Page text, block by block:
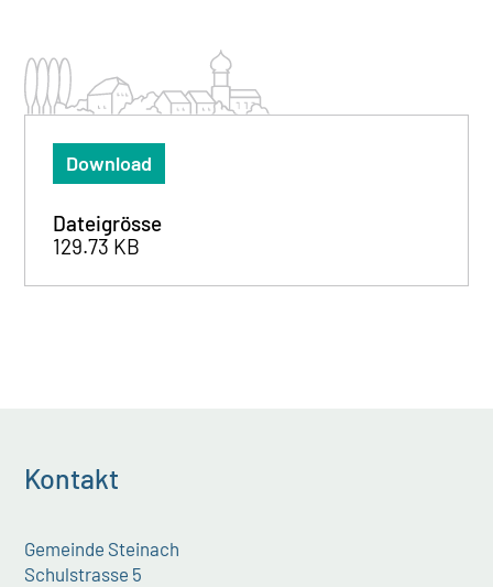
Download
Dateigrösse
129.73 KB
Kontakt
Gemeinde Steinach
Schulstrasse 5